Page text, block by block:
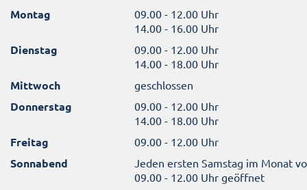
Montag
09.00 - 12.00 Uhr
14.00 - 16.00 Uhr
Dienstag
09.00 - 12.00 Uhr
14.00 - 18.00 Uhr
Mittwoch geschlossen
Donnerstag
09.00 - 12.00 Uhr
14.00 - 18.00 Uhr
Freitag 09.00 - 12.00 Uhr
Sonnabend
Jeden ersten Samstag im Monat
09.00 - 12.00 Uhr geöffnet